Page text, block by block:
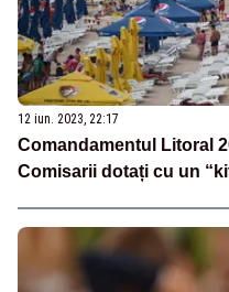
12 iun. 2023, 22:17
Comandamentul Litoral
Comisarii dotați cu un